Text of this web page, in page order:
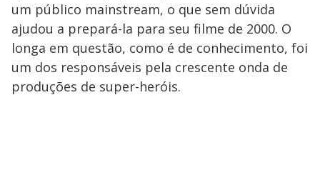
um público mainstream, o que sem dúvida
ajudou a prepará-la para seu filme de 2000. O
longa em questão, como é de conhecimento, foi
um dos responsáveis pela crescente onda de
produções de super-heróis.